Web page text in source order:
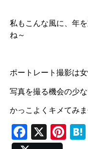
私もこんな風に、年
ね～
ポートレート撮影は
写真を撮る機会の少
かっこよくキメてみま
X